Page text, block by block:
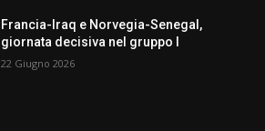
Francia-Iraq e Norvegia-Senegal,
giornata decisiva nel gruppo I
22 Giugno 2026